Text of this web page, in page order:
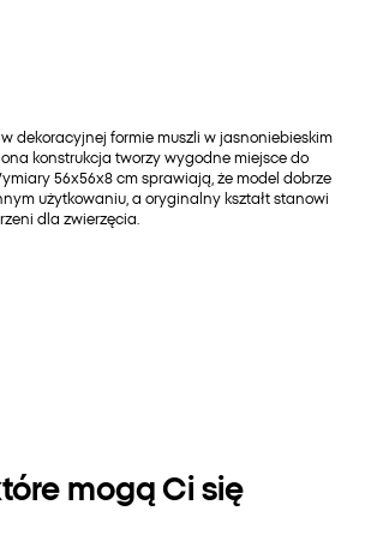
dekoracyjnej formie muszli w jasnoniebieskim
konstrukcja tworzy wygodne miejsce do
56x56x8 cm sprawiają, że model dobrze
użytkowaniu, a oryginalny kształt stanowi
dla zwierzęcia.
mogą Ci się